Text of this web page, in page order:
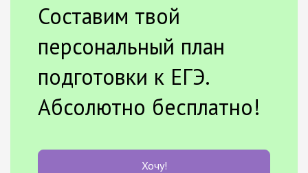
Составим твой
персональный план
подготовки к ЕГЭ.
Абсолютно бесплатно!
Хочу!